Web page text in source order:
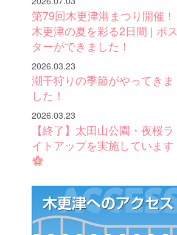
第79回木更津港まつり開催！
木更津の夏を彩る2日間 | ポス
ターができました！
潮干狩りの季節がやってきま
した！
2026.03.23
【終了】太田山公園・夜桜ラ
イトアップを実施しています
2026.03.23